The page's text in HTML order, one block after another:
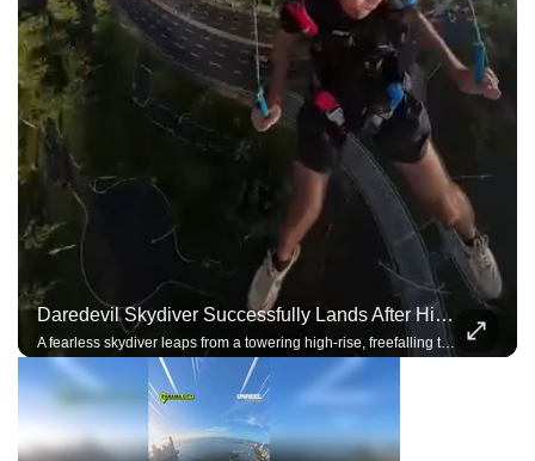
Daredevil Skydiver Successfully Lands After High-Rise Skysurfing Jump
A fearless skydiver leaps from a towering high-rise, freefalling through the city skyline before deploying the parachute and landing with incredible precision.